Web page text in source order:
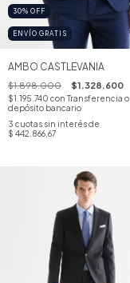
30% OFF
ENVÍO GRATIS
AMBO CASTLEVANIA
$1.898.000 $1.328.600
$1.195.740 con Transferencia o
depósito bancario
3 cuotas sin interés de
$ 442.866,67